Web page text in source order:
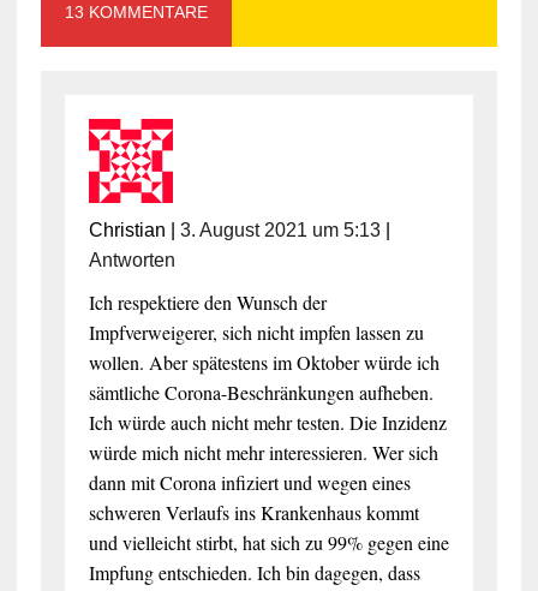
13 KOMMENTARE
Christian 3. August 2021 um 5:13|
Antworten
Ich respektiere den Wunsch der
Impfverweigerer, sich nicht impfen lassen zu
wollen. Aber spätestens im Oktober würde ich
sämtliche Corona-Beschränkungen aufheben.
Ich würde auch nicht mehr testen. Die Inzidenz
würde mich nicht mehr interessieren. Wer sich
dann mit Corona infiziert und wegen eines
schweren Verlaufs ins Krankenhaus kommt
und vielleicht stirbt, hat sich zu 99% gegen eine
Impfung entschieden. Ich bin dagegen, dass